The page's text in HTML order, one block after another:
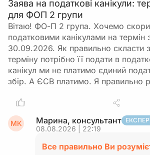
Заява на податкові канікули:
для ФОП 2 групи
Вітаю! ФО-П 2 група. Хочемо
податковими канікулами на термін
30.09.2026. Як правильно скласти
терміну потрібно її подати в
канікул ми не платимо єдиний
збір. А ЄСВ платимо. Я правильно
МК Марина, консультант
08.08.2026 | 22:19
Все правильно Ви